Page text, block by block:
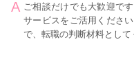
ご相談だけでも大歓迎で
サービスをご活用くださ
で、転職の判断材料として